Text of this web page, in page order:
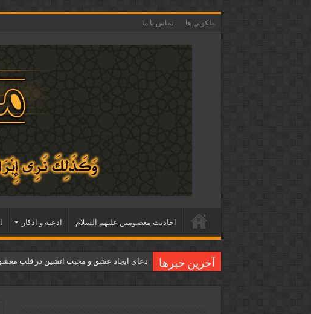
ملکوتی ها تماس با ما
احاديث معصومين عليهم السلام ادعيه و اذكار
آخرین خبرها دعای ایجاد عشق و محبت آتشین در قلب